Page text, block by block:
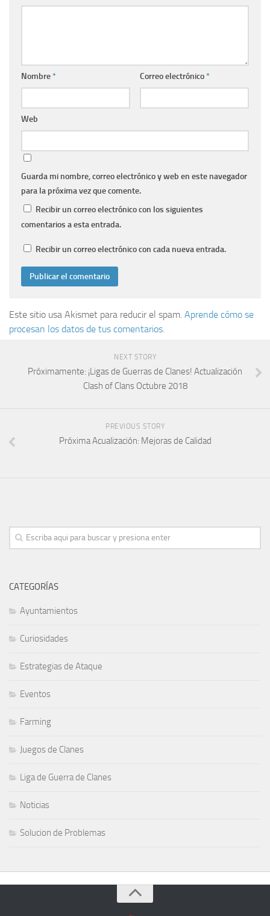
Nombre* Correo electrónico*
Web
Guarda mi nombre, correo electrónico y web en este navegador
para la próxima vez que comente.
Recibir un correo electrónico con los siguientes
comentarios a esta entrada.
Recibir un correo electrónico con cada nueva entrada.
Este sitio usa Akismet para reducir el spam. Aprende cómo se
procesan los datos de tus comentarios.
NEXT STORY
Próximamente: ¡Ligas de Guerras de Clanes! Actualización
Clash of Clans Octubre 2018
PREVIOUS STORY
Próxima Acualización: Mejoras de Calidad
CATEGORÍAS
Ayuntamientos
Curiosidades
Estrategias de Ataque
Eventos
Farming
Juegos de Clanes
Liga de Guerra de Clanes
Noticias
Solucion de Problemas